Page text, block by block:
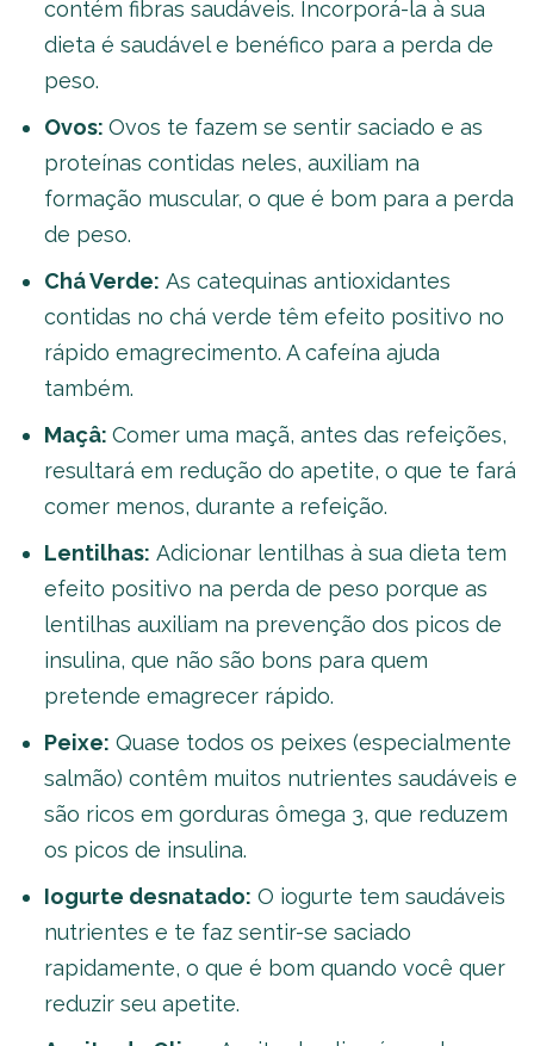
contém fibras saudáveis. Incorporá-la à sua
dieta é saudável e benéfico para a perda de
peso.
Ovos: Ovos te fazem se sentir saciado e as
proteínas contidas neles, auxiliam na
formação muscular, o que é bom para a perda
de peso.
Chá Verde: As catequinas antioxidantes
contidas no chá verde têm efeito positivo no
rápido emagrecimento. A cafeína ajuda
também.
Maçâ: Comer uma maçã, antes das refeições,
resultará em redução do apetite, o que te fará
comer menos, durante a refeição.
Lentilhas: Adicionar lentilhas à sua dieta tem
efeito positivo na perda de peso porque as
lentilhas auxiliam na prevenção dos picos de
insulina, que não são bons para quem
pretende emagrecer rápido.
Peixe: Quase todos os peixes (especialmente
salmão) contêm muitos nutrientes saudáveis e
são ricos em gorduras ômega 3, que reduzem
os picos de insulina.
Iogurte desnatado: O iogurte tem saudáveis
nutrientes e te faz sentir-se saciado
rapidamente, o que é bom quando você quer
reduzir seu apetite.